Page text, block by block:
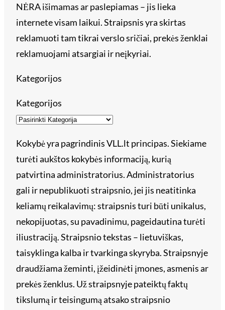
NĖRA išimamas ar paslepiamas – jis lieka
internete visam laikui. Straipsnis yra skirtas
reklamuoti tam tikrai verslo sričiai, prekės ženklai
reklamuojami atsargiai ir neįkyriai.
Kategorijos
Kategorijos
Kokybė yra pagrindinis VLL.lt principas. Siekiame
turėti aukštos kokybės informaciją, kurią
patvirtina administratorius. Administratorius
gali ir nepublikuoti straipsnio, jei jis neatitinka
keliamų reikalavimų: straipsnis turi būti unikalus,
nekopijuotas, su pavadinimu, pageidautina turėti
iliustraciją. Straipsnio tekstas – lietuviškas,
taisyklinga kalba ir tvarkinga skyryba. Straipsnyje
draudžiama žeminti, įžeidinėti įmones, asmenis ar
prekės ženklus. Už straipsnyje pateiktų faktų
tikslumą ir teisingumą atsako straipsnio